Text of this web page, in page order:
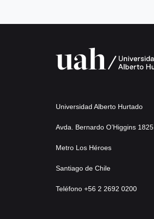
Universidad Alberto Hurtado
Avda. Bernardo O’Higgins 1825
Metro Los Héroes
Santiago de Chile
Teléfono +56 2 2692 0200